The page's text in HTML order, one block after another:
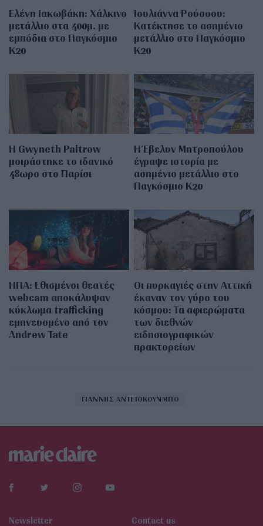
Ελένη Ιακωβάκη: Χάλκινο
μετάλλιο στα 400μ. με
εμπόδια στο Παγκόσμιο
Κ20
Ιουλιάννα Ρούσσου:
Κατέκτησε το ασημένιο
μετάλλιο στο Παγκόσμιο
Κ20
Η Gwyneth Paltrow
μοιράστηκε το ιδανικό
48ωρο στο Παρίσι
Η Έβελυν Μητροπούλου
έγραψε ιστορία με
ασημένιο μετάλλιο στο
Παγκόσμιο Κ20
ΗΠΑ: Εθισμένοι θεατές
webcam αποκάλυψαν
κύκλωμα trafficking
εμπνευσμένο από τον
Andrew Tate
Οι πυρκαγιές στην Αττική
έκαναν τον γύρο του
κόσμου: Τα αφιερώματα
των διεθνών
ειδησιογραφικών
πρακτορείων
ΓΙΑΝΝΗΣ ΑΝΤΕΤΟΚΟΥΝΜΠΟ
Newsletter Contact us